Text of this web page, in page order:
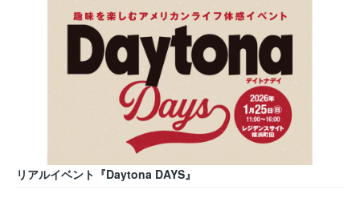
リアルイベント『Daytona DAYS』